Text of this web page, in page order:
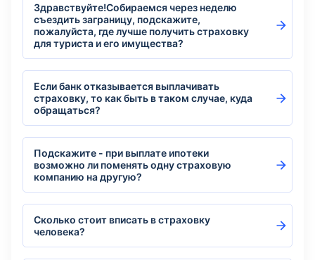
Здравствуйте!Собираемся через неделю
съездить заграницу, подскажите,
пожалуйста, где лучше получить страховку
для туриста и его имущества?
Если банк отказывается выплачивать
страховку, то как быть в таком случае, куда
обращаться?
Подскажите - при выплате ипотеки
возможно ли поменять одну страховую
компанию на другую?
Сколько стоит вписать в страховку
человека?